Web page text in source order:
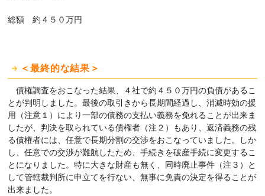
総額 約４５０万円
＜最終的な結果＞
債権調査をおこなった結果、４社で約４５０万円の負債があるこ
とが判明しました。最後の取引きから長期間経過し、消滅時効の援
用（注意１）により一部の債務の支払い義務を免れることが出来ま
したが、判決を取られている債権者（注２）もあり、返済義務の残
る債権者には、任意で長期分割の交渉をおこなっていました。しか
し、任意での交渉が難航したため、手続きを破産手続に変更するこ
とになりました。特に大きな財産も無く、同時廃止事件（注３）と
して管轄裁判所に申立てを行ない、無事に免責の決定を得ることが
出来ました。